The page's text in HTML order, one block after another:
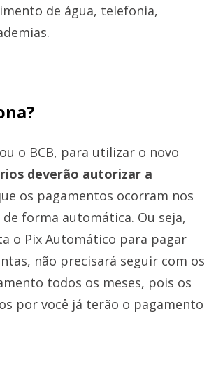
de água, telefonia,
o BCB, para utilizar o novo
deverão autorizar a
os pagamentos ocorram nos
de forma automática. Ou seja,
o Pix Automático para pagar
não precisará seguir com os
todos os meses, pois os
por você já terão o pagamento